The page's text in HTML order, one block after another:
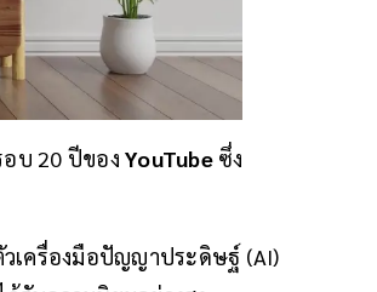
อบ 20 ปีของYouTubeซึ่ง
วเครื่องมือปัญญาประดิษฐ์ (AI)